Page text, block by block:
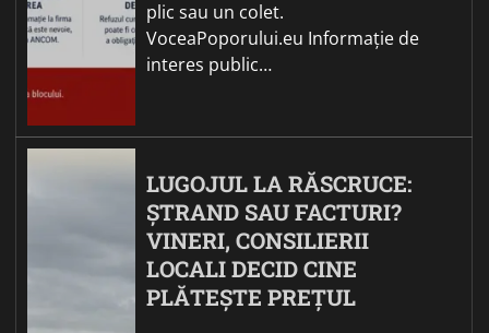
plic sau un colet.
VoceaPoporului.eu Informație de
interes public…
LUGOJUL LA RĂSCRUCE:
ȘTRAND SAU FACTURI?
VINERI, CONSILIERII
LOCALI DECID CINE
PLĂTEȘTE PREȚUL